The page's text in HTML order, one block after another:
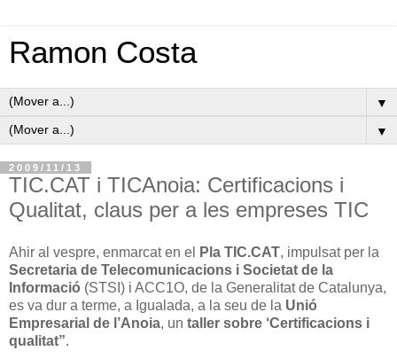
Ramon Costa
▼
▼
2009/11/13
TIC.CAT i TICAnoia: Certificacions i
Qualitat, claus per a les empreses TIC
Ahir al vespre, enmarcat en el Pla TIC.CAT, impulsat per la
Secretaria de Telecomunicacions i Societat de la
Informació (STSI) i ACC1O, de la Generalitat de Catalunya,
es va dur a terme, a Igualada, a la seu de la Unió
Empresarial de l’Anoia, un taller sobre ‘Certificacions i
qualitat”.